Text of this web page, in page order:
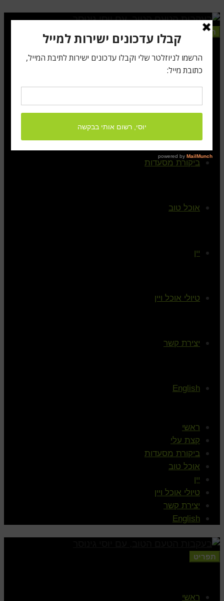
תפריט
ראשי
ביקורת מסעדות
אוכל טוב
יין
טיולי אוכל ויין
יצירת קשר
English
ראשי
קצת עלי
ביקורת מסעדות
אוכל טוב
יין
טיולי אוכל ויין
יצירת קשר
English
תפריט
ראשי